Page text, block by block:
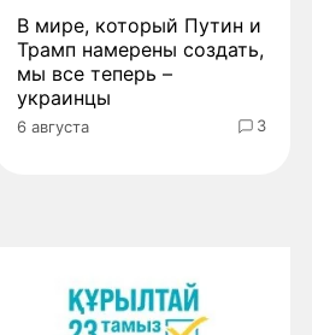
В мире, который Путин и
Трамп намерены создать,
мы все теперь –
украинцы
6 августа 3